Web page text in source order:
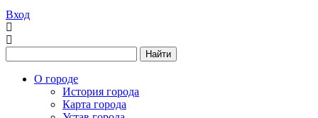
Вход
Найти
О городе
История города
Карта города